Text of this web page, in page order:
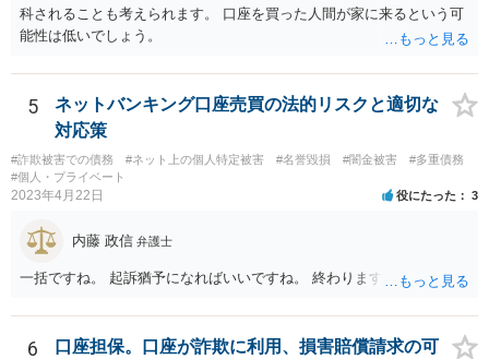
科されることも考えられます。 口座を買った人間が家に来るという可
能性は低いでしょう。
5
ネットバンキング口座売買の法的リスクと適切な
対応策
#詐欺被害での債務 #ネット上の個人特定被害 #名誉毀損 #闇金被害
#多重債務
#個人・プライベート
2023年4月22日 役にたった 3
内藤 政信 弁護士
一括ですね。 起訴猶予になればいいですね。 終わります。
6
口座担保。口座が詐欺に利用、損害賠償請求の可